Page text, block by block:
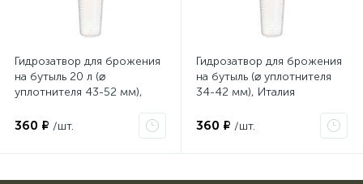
Гидрозатвор для брожения
на бутыль 20 л (⌀
уплотнителя 43-52 мм),
360 ₽ /шт.
Гидрозатвор для брожения
на бутыль (⌀ уплотнителя
34-42 мм), Италия
360 ₽ /шт.